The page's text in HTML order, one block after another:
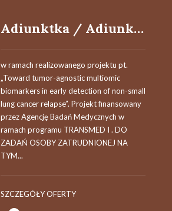
Adiunktka / Adiunkt – funkcja w projekcie: POST-DOC
w ramach realizowanego projektu pt.
„Toward tumor-agnostic multiomic
biomarkers in early detection of non-small
lung cancer relapse”. Projekt finansowany
przez Agencję Badań Medycznych w
ramach programu TRANSMED I . DO
ZADAŃ OSOBY ZATRUDNIONEJ NA
TYM...
SZCZEGÓŁY OFERTY